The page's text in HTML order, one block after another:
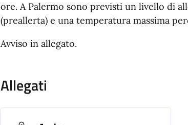
ore. A Palermo sono previsti un livello di
(preallerta) e una temperatura massima
Avviso in allegato.
Allegati